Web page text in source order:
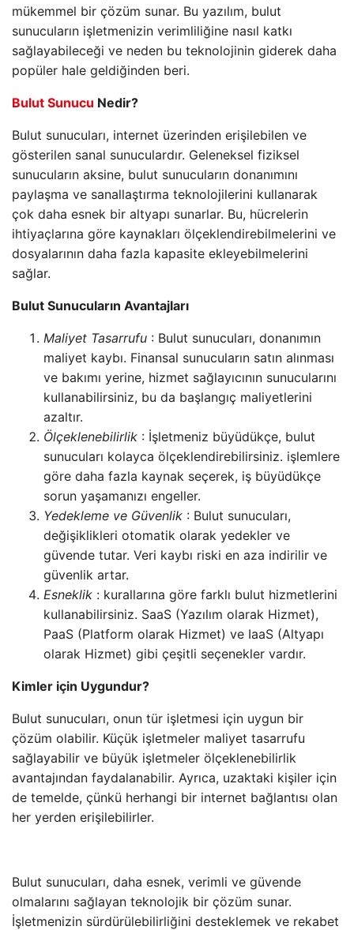
mükemmel bir çözüm sunar. Bu yazılım, bulut
sunucuların işletmenizin verimliliğine nasıl katkı
sağlayabileceği ve neden bu teknolojinin giderek daha
popüler hale geldiğinden beri.
Bulut Sunucu Nedir?
Bulut sunucuları, internet üzerinden erişilebilen ve
gösterilen sanal sunuculardır. Geleneksel fiziksel
sunucuların aksine, bulut sunucuların donanımını
paylaşma ve sanallaştırma teknolojilerini kullanarak
çok daha esnek bir altyapı sunarlar. Bu, hücrelerin
ihtiyaçlarına göre kaynakları ölçeklendirebilmelerini ve
dosyalarının daha fazla kapasite ekleyebilmelerini
sağlar.
Bulut Sunucuların Avantajları
Maliyet Tasarrufu : Bulut sunucuları, donanımın
maliyet kaybı. Finansal sunucuların satın alınması
ve bakımı yerine, hizmet sağlayıcının sunucularını
kullanabilirsiniz, bu da başlangıç ​​maliyetlerini
azaltır.
Ölçeklenebilirlik : İşletmeniz büyüdükçe, bulut
sunucuları kolayca ölçeklendirebilirsiniz. işlemlere
göre daha fazla kaynak seçerek, iş büyüdükçe
sorun yaşamanızı engeller.
Yedekleme ve Güvenlik : Bulut sunucuları,
değişiklikleri otomatik olarak yedekler ve
güvende tutar. Veri kaybı riski en aza indirilir ve
güvenlik artar.
Esneklik : kurallarına göre farklı bulut hizmetlerini
kullanabilirsiniz. SaaS (Yazılım olarak Hizmet),
PaaS (Platform olarak Hizmet) ve IaaS (Altyapı
olarak Hizmet) gibi çeşitli seçenekler vardır.
Kimler için Uygundur?
Bulut sunucuları, onun tür işletmesi için uygun bir
çözüm olabilir. Küçük işletmeler maliyet tasarrufu
sağlayabilir ve büyük işletmeler ölçeklenebilirlik
avantajından faydalanabilir. Ayrıca, uzaktaki kişiler için
de temelde, çünkü herhangi bir internet bağlantısı olan
her yerden erişilebilirler.
Bulut sunucuları, daha esnek, verimli ve güvende
olmalarını sağlayan teknolojik bir çözüm sunar.
İşletmenizin sürdürülebilirliğini desteklemek ve rekabet